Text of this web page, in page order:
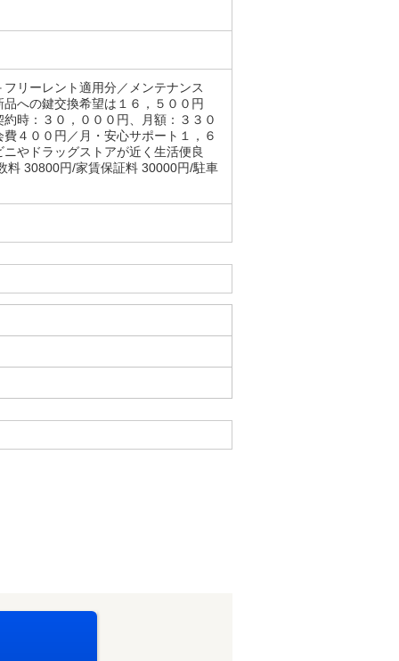
リーレント適用分／メンテナンス
への鍵交換希望は１６，５００円
時：３０，０００円、月額：３３０
４００円／月・安心サポート１，６
やドラッグストアが近く生活便良
料 30800円/家賃保証料 30000円/駐車